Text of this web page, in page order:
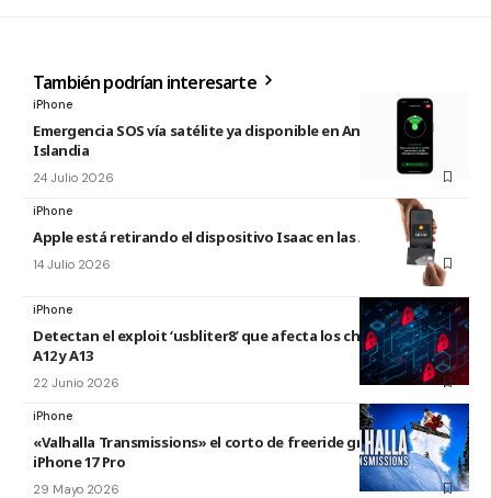
También podrían interesarte
iPhone
Emergencia SOS vía satélite ya disponible en Andorra e
Islandia
24 Julio 2026
iPhone
Apple está retirando el dispositivo Isaac en las Apple Store
14 Julio 2026
iPhone
Detectan el exploit ‘usbliter8’ que afecta los chips de Apple
A12 y A13
22 Junio 2026
iPhone
«Valhalla Transmissions» el corto de freeride grabado con el
iPhone 17 Pro
29 Mayo 2026